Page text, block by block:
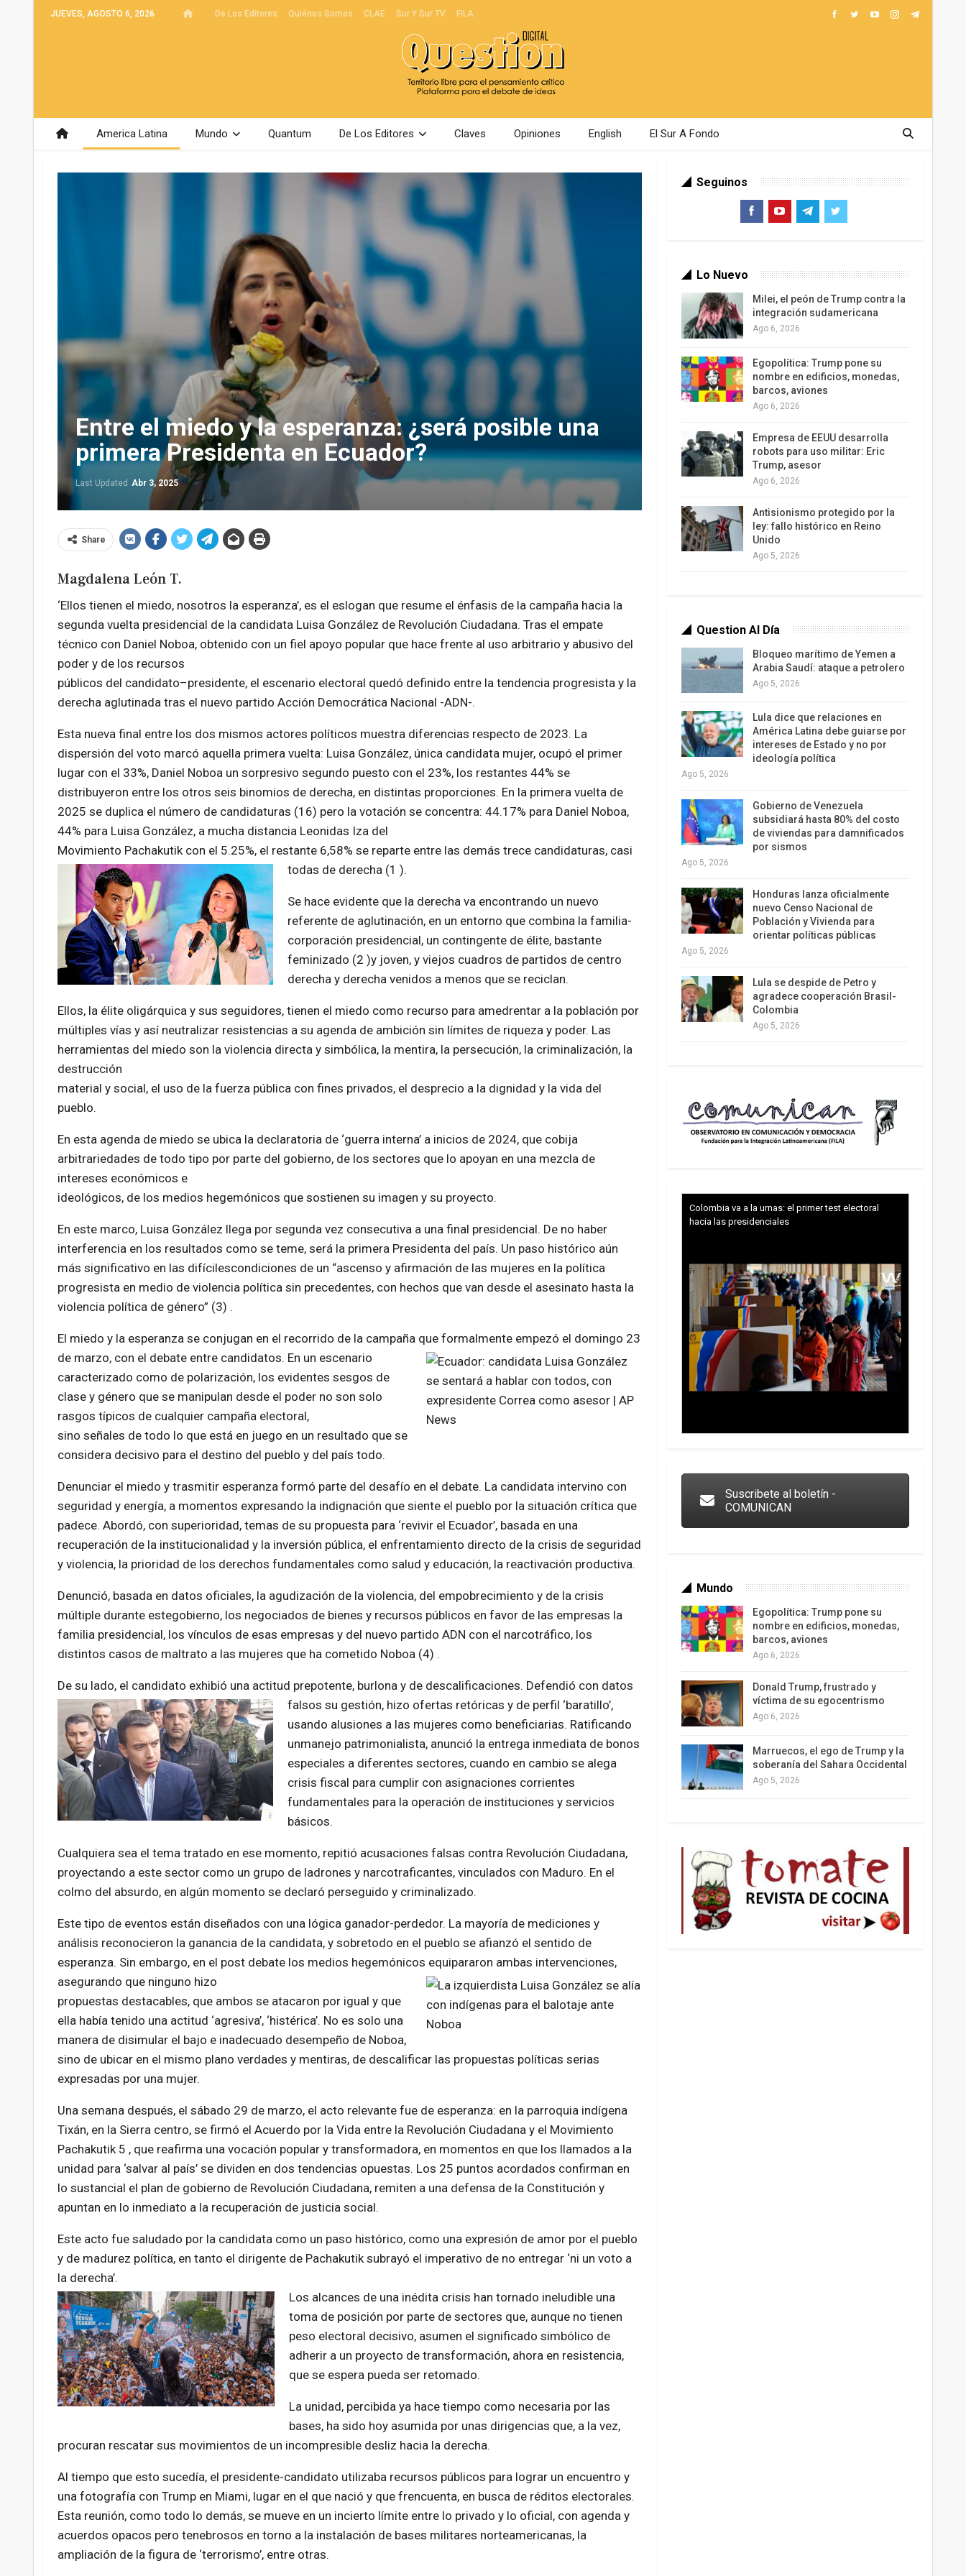
JUEVES, AGOSTO 6, 2026 De Los Editores Quiénes Somos CLAE Sur Y Sur TV FILA
America Latina Mundo Quantum De Los Editores Claves Opiniones English El Sur A Fondo
Entre el miedo y la esperanza: ¿será posible una
primera Presidenta en Ecuador?
Last Updated Abr 3, 2025
Share
Magdalena León T.
‘Ellos tienen el miedo, nosotros la esperanza’, es el eslogan que resume el énfasis de la campaña hacia la
segunda vuelta presidencial de la candidata Luisa González de Revolución Ciudadana. Tras el empate
técnico con Daniel Noboa, obtenido con un fiel apoyo popular que hace frente al uso arbitrario y abusivo del
poder y de los recursos
públicos del candidato–presidente, el escenario electoral quedó definido entre la tendencia progresista y la
derecha aglutinada tras el nuevo partido Acción Democrática Nacional -ADN-.
Esta nueva final entre los dos mismos actores políticos muestra diferencias respecto de 2023. La
dispersión del voto marcó aquella primera vuelta: Luisa González, única candidata mujer, ocupó el primer
lugar con el 33%, Daniel Noboa un sorpresivo segundo puesto con el 23%, los restantes 44% se
distribuyeron entre los otros seis binomios de derecha, en distintas proporciones. En la primera vuelta de
2025 se duplica el número de candidaturas (16) pero la votación se concentra: 44.17% para Daniel Noboa,
44% para Luisa González, a mucha distancia Leonidas Iza del
Movimiento Pachakutik con el 5.25%, el restante 6,58% se reparte entre las demás trece candidaturas, casi
todas de derecha (1 ).
Se hace evidente que la derecha va encontrando un nuevo
referente de aglutinación, en un entorno que combina la familia-
corporación presidencial, un contingente de élite, bastante
feminizado (2 )y joven, y viejos cuadros de partidos de centro
derecha y derecha venidos a menos que se reciclan.
Ellos, la élite oligárquica y sus seguidores, tienen el miedo como recurso para amedrentar a la población por
múltiples vías y así neutralizar resistencias a su agenda de ambición sin límites de riqueza y poder. Las
herramientas del miedo son la violencia directa y simbólica, la mentira, la persecución, la criminalización, la
destrucción
material y social, el uso de la fuerza pública con fines privados, el desprecio a la dignidad y la vida del
pueblo.
En esta agenda de miedo se ubica la declaratoria de ‘guerra interna’ a inicios de 2024, que cobija
arbitrariedades de todo tipo por parte del gobierno, de los sectores que lo apoyan en una mezcla de
intereses económicos e
ideológicos, de los medios hegemónicos que sostienen su imagen y su proyecto.
En este marco, Luisa González llega por segunda vez consecutiva a una final presidencial. De no haber
interferencia en los resultados como se teme, será la primera Presidenta del país. Un paso histórico aún
más significativo en las difícilescondiciones de un “ascenso y afirmación de las mujeres en la política
progresista en medio de violencia política sin precedentes, con hechos que van desde el asesinato hasta la
violencia política de género” (3) .
El miedo y la esperanza se conjugan en el recorrido de la campaña que formalmente empezó el domingo 23
demarzo, con el debate entre candidatos. En un escenario
caracterizado como de polarización, los evidentes sesgos de
clase y género que se manipulan desde el poder no son solo
rasgos típicos de cualquier campaña electoral,
sino señales de todo lo que está en juego en un resultado que se
considera decisivo para el destino del pueblo y del país todo.
Denunciar el miedo y trasmitir esperanza formó parte del desafío en el debate. La candidata intervino con
seguridad y energía, a momentos expresando la indignación que siente el pueblo por la situación crítica que
padece. Abordó, con superioridad, temas de su propuesta para ‘revivir el Ecuador’, basada en una
recuperación de la institucionalidad y la inversión pública, el enfrentamiento directo de la crisis de seguridad
y violencia, la prioridad de los derechos fundamentales como salud y educación, la reactivación productiva.
Denunció, basada en datos oficiales, la agudización de la violencia, del empobrecimiento y de la crisis
múltiple durante estegobierno, los negociados de bienes y recursos públicos en favor de las empresas la
familia presidencial, los vínculos de esas empresas y del nuevo partido ADN con el narcotráfico, los
distintos casos de maltrato a las mujeres que ha cometido Noboa (4) .
De su lado, el candidato exhibió una actitud prepotente, burlona y de descalificaciones. Defendió con datos
falsos su gestión, hizo ofertas retóricas y de perfil ‘baratillo’,
usando alusiones a las mujeres como beneficiarias. Ratificando
unmanejo patrimonialista, anunció la entrega inmediata de bonos
especiales a diferentes sectores, cuando en cambio se alega
crisis fiscal para cumplir con asignaciones corrientes
fundamentales para la operación de instituciones y servicios
básicos.
Cualquiera sea el tema tratado en ese momento, repitió acusaciones falsas contra Revolución Ciudadana,
proyectando a este sector como un grupo de ladrones y narcotraficantes, vinculados con Maduro. En el
colmo del absurdo, en algún momento se declaró perseguido y criminalizado.
Este tipo de eventos están diseñados con una lógica ganador-perdedor. La mayoría de mediciones y
análisis reconocieron la ganancia de la candidata, y sobretodo en el pueblo se afianzó el sentido de
esperanza. Sin embargo, en el post debate los medios hegemónicos equipararon ambas intervenciones,
asegurando que ninguno hizo
propuestas destacables, que ambos se atacaron por igual y que
ella había tenido una actitud ‘agresiva’, ‘histérica’. No es solo una
manera de disimular el bajo e inadecuado desempeño de Noboa,
sino de ubicar en el mismo plano verdades y mentiras, de descalificar las propuestas políticas serias
expresadas por una mujer.
Una semana después, el sábado 29 de marzo, el acto relevante fue de esperanza: en la parroquia indígena
Tixán, en la Sierra centro, se firmó el Acuerdo por la Vida entre la Revolución Ciudadana y el Movimiento
Pachakutik 5 , que reafirma una vocación popular y transformadora, en momentos en que los llamados a la
unidad para ‘salvar al país’ se dividen en dos tendencias opuestas. Los 25 puntos acordados confirman en
lo sustancial el plan de gobierno de Revolución Ciudadana, remiten a una defensa de la Constitución y
apuntan en lo inmediato a la recuperación de justicia social.
Este acto fue saludado por la candidata como un paso histórico, como una expresión de amor por el pueblo
y de madurez política, en tanto el dirigente de Pachakutik subrayó el imperativo de no entregar ‘ni un voto a
la derecha’.
Los alcances de una inédita crisis han tornado ineludible una
toma de posición por parte de sectores que, aunque no tienen
peso electoral decisivo, asumen el significado simbólico de
adherir a un proyecto de transformación, ahora en resistencia,
que se espera pueda ser retomado.
La unidad, percibida ya hace tiempo como necesaria por las
bases, ha sido hoy asumida por unas dirigencias que, a la vez,
procuran rescatar sus movimientos de un incompresible desliz hacia la derecha.
Al tiempo que esto sucedía, el presidente-candidato utilizaba recursos públicos para lograr un encuentro y
una fotografía con Trump en Miami, lugar en el que nació y que frencuenta, en busca de réditos electorales.
Esta reunión, como todo lo demás, se mueve en un incierto límite entre lo privado y lo oficial, con agenda y
acuerdos opacos pero tenebrosos en torno a la instalación de bases militares norteamericanas, la
ampliación de la figura de ‘terrorismo’, entre otras.
Seguinos
Lo Nuevo
Milei, el peón de Trump contra la
integración sudamericana
Ago 6, 2026
Egopolítica: Trump pone su
nombre en edificios, monedas,
barcos, aviones
Ago 6, 2026
Empresa de EEUU desarrolla
robots para uso militar: Eric
Trump, asesor
Ago 6, 2026
Antisionismo protegido por la
ley: fallo histórico en Reino
Unido
Ago 5, 2026
Question Al Día
Bloqueo marítimo de Yemen a
Arabia Saudí: ataque a petrolero
Ago 5, 2026
Lula dice que relaciones en
América Latina debe guiarse por
intereses de Estado y no por
ideología política
Ago 5, 2026
Gobierno de Venezuela
subsidiará hasta 80% del costo
de viviendas para damnificados
por sismos
Ago 5, 2026
Honduras lanza oficialmente
nuevo Censo Nacional de
Población y Vivienda para
orientar políticas públicas
Ago 5, 2026
Lula se despide de Petro y
agradece cooperación Brasil-
Colombia
Ago 5, 2026
Colombia va a la urnas: el primer test electoral
hacia las presidenciales
Suscribete al boletín -
COMUNICAN
Mundo
Egopolítica: Trump pone su
nombre en edificios, monedas,
barcos, aviones
Ago 6, 2026
Donald Trump, frustrado y
víctima de su egocentrismo
Ago 6, 2026
Marruecos, el ego de Trump y la
soberanía del Sahara Occidental
Ago 5, 2026